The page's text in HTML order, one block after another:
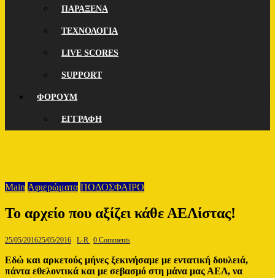
ΠΑΡΑΞΕΝΑ
ΤΕΧΝΟΛΟΓΙΑ
LIVE SCORES
SUPPORT
ΦΟΡΟΥΜ
ΕΓΓΡΑΦΗ
Main Αφιερώματα ΠΟΔΟΣΦΑΙΡΟ
Το αρχείο που αξίζει κάθε ΑΕΛίστας!
25/05/201625/05/2016 L-R 0 Comments
Eδώ και αρκετούς μήνες ξεκινήσαμε με εντατική δουλειά,
πάντα εθελοντικά και με σεβασμό στη μάνα μας ΑΕΛ, να